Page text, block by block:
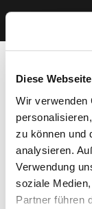
Diese
Wir verwenden
zu können und
analysieren.
Verwendung
soziale
Partner führen